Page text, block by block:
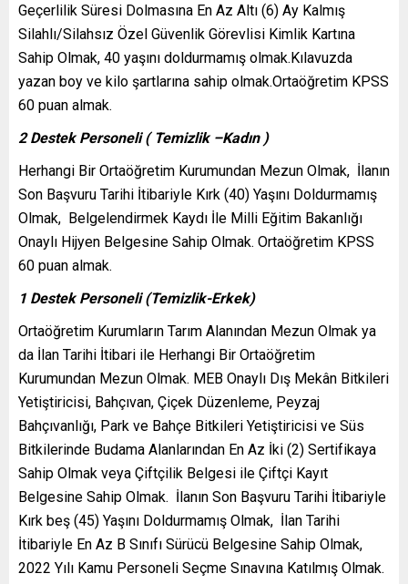
Geçerlilik Süresi Dolmasına En Az Altı (6) Ay Kalmış
Silahlı/Silahsız Özel Güvenlik Görevlisi Kimlik Kartına
Sahip Olmak, 40 yaşını doldurmamış olmak.Kılavuzda
yazan boy ve kilo şartlarına sahip olmak.Ortaöğretim KPSS
60 puan almak.
2 Destek Personeli ( Temizlik –Kadın )
Herhangi Bir Ortaöğretim Kurumundan Mezun Olmak, İlanın
Son Başvuru Tarihi İtibariyle Kırk (40) Yaşını Doldurmamış
Olmak, Belgelendirmek Kaydı İle Milli Eğitim Bakanlığı
Onaylı Hijyen Belgesine Sahip Olmak. Ortaöğretim KPSS
60 puan almak.
1 Destek Personeli (Temizlik-Erkek)
Ortaöğretim Kurumların Tarım Alanından Mezun Olmak ya
da İlan Tarihi İtibari ile Herhangi Bir Ortaöğretim
Kurumundan Mezun Olmak. MEB Onaylı Dış Mekân Bitkileri
Yetiştiricisi, Bahçıvan, Çiçek Düzenleme, Peyzaj
Bahçıvanlığı, Park ve Bahçe Bitkileri Yetiştiricisi ve Süs
Bitkilerinde Budama Alanlarından En Az İki (2) Sertifikaya
Sahip Olmak veya Çiftçilik Belgesi ile Çiftçi Kayıt
Belgesine Sahip Olmak. İlanın Son Başvuru Tarihi İtibariyle
Kırk beş (45) Yaşını Doldurmamış Olmak, İlan Tarihi
İtibariyle En Az B Sınıfı Sürücü Belgesine Sahip Olmak,
2022 Yılı Kamu Personeli Seçme Sınavına Katılmış Olmak.